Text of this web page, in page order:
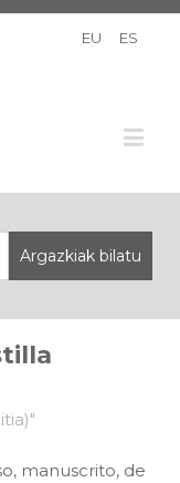
EU ES
manuscrito, de